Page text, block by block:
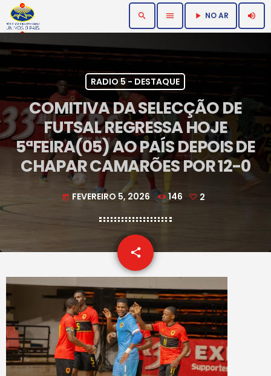
search menu play_arrow NO AR volume_up
RADIO 5 - DESTAQUE
COMITIVA DA SELECÇÃO DE
FUTSAL REGRESSA HOJE
5ªFEIRA(05) AO PAÍS DEPOIS DE
CHAPAR CAMARÕES POR 12-0
today FEVEREIRO 5, 2026 146 2
share
email